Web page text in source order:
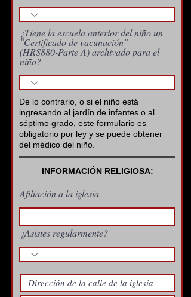
¿Tiene la escuela anterior del niño un
"Certificado de vacunación"
(HRS880-Parte A) archivado para el
niño?
De lo contrario, o si el niño está
ingresando al jardín de infantes o al
séptimo grado, este formulario es
obligatorio por ley y se puede obtener
del médico del niño.
INFORMACIÓN RELIGIOSA:
Afiliación a la iglesia
¿Asistes regularmente?